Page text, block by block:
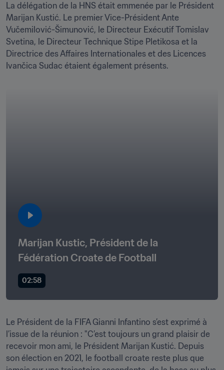
La délégation de la HNS était emmenée par le Président
Marijan Kustić. Le premier Vice-Président Ante
Vučemilović-Šimunović, le Directeur Exécutif Tomislav
Svetina, le Directeur Technique Stipe Pletikosa et la
Directrice des Affaires Internationales et des Licences
Ivančica Sudac étaient également présents.
Marijan Kustic, Président de la
Fédération Croate de Football
02:58
Le Président de la FIFA Gianni Infantino s’est exprimé à
l’issue de la réunion : "C’est toujours un grand plaisir de
recevoir mon ami, le Président Marijan Kustić. Depuis
son élection en 2021, le football croate reste plus que